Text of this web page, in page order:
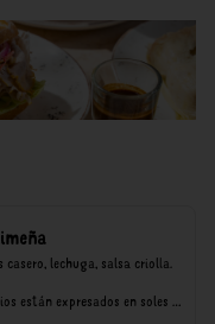
casero, lechuga, salsa criolla.
están expresados en soles e